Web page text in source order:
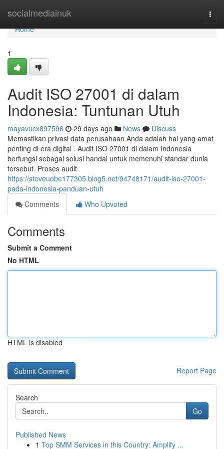
socialmediainuk
Home
Home
1
Audit ISO 27001 di dalam
Indonesia: Tuntunan Utuh
mayavucx897596 29 days ago News
Discuss
Memastikan privasi data perusahaan Anda adalah hal yang amat
penting di era digital . Audit ISO 27001 di dalam Indonesia
berfungsi sebagai solusi handal untuk memenuhi standar dunia
tersebut. Proses audit
https://steveuobe177305.blog5.net/94748171/audit-iso-27001-
pada-indonesia-panduan-utuh
Comments
Who Upvoted
Comments
Submit a Comment
No HTML
HTML is disabled
Report Page
Search
Go
Published News
1 Top SMM Services in this Country: Amplify ...